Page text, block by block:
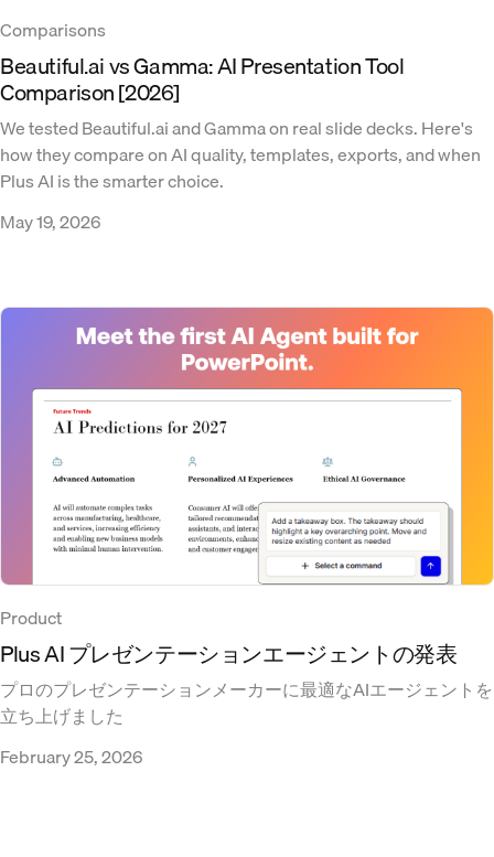
Comparisons
Beautiful.ai vs Gamma: AI Presentation Tool
Comparison [2026]
We tested Beautiful.ai and Gamma on real slide decks. Here's
how they compare on AI quality, templates, exports, and when
Plus AI is the smarter choice.
May 19, 2026
Product
Plus AI プレゼンテーションエージェントの発表
プロのプレゼンテーションメーカーに最適なAIエージェントを
立ち上げました
February 25, 2026